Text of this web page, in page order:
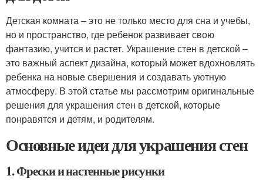
Детская комната – это не только место для сна и учебы,
но и пространство, где ребенок развивает свою
фантазию, учится и растет. Украшение стен в детской –
это важный аспект дизайна, который может вдохновлять
ребенка на новые свершения и создавать уютную
атмосферу. В этой статье мы рассмотрим оригинальные
решения для украшения стен в детской, которые
понравятся и детям, и родителям.
Основные идеи для украшения стен
1. Фрески и настенные рисунки